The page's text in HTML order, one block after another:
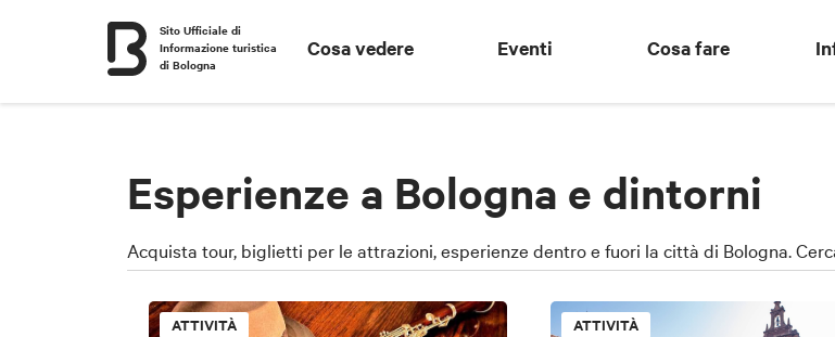
Sito Ufficiale di
Informazione turistica
di Bologna
Cosa vedere Eventi Cosa fare
Esperienze a Bologna e dintorni
Acquista tour, biglietti per le attrazioni, esperienze dentro e fuori la città di Bologna.
ATTIVITÀ ATTIVITÀ